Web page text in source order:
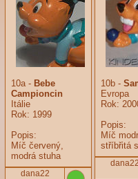
10a - Bebe
Campioncin
Itálie
Rok: 1999
Popis:
Míč červený,
modrá stuha
dana22
10b -
Evropa
Rok:
Popis:
Míč
stříbřitá
dana22